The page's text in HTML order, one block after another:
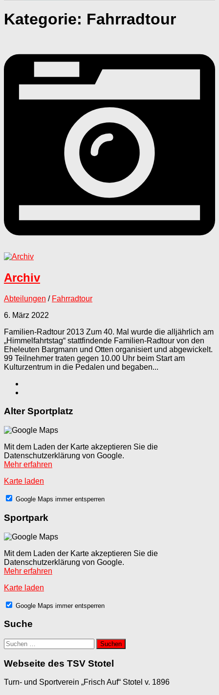
Kategorie: Fahrradtour
Archiv
Abteilungen / Fahrradtour
6. März 2022
Familien-Radtour 2013 Zum 40. Mal wurde die alljährlich am
„Himmelfahrtstag“ stattfindende Familien-Radtour von den
Eheleuten Bargmann und Otten organisiert und abgewickelt.
99 Teilnehmer traten gegen 10.00 Uhr beim Start am
Kulturzentrum in die Pedalen und begaben...
Alter Sportplatz
Mit dem Laden der Karte akzeptieren Sie die
Datenschutzerklärung von Google.
Mehr erfahren
Karte laden
Google Maps immer entsperren
Sportpark
Mit dem Laden der Karte akzeptieren Sie die
Datenschutzerklärung von Google.
Mehr erfahren
Karte laden
Google Maps immer entsperren
Suche
Suchen
nach:
Webseite des TSV Stotel
Turn- und Sportverein „Frisch Auf“ Stotel v. 1896